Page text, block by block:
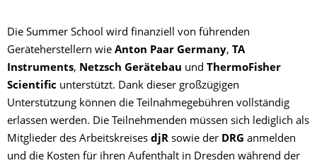
Die Summer School wird finanziell von führenden
Geräteherstellern wie Anton Paar Germany, TA
Instruments, Netzsch Gerätebau und ThermoFisher
Scientific unterstützt. Dank dieser großzügigen
Unterstützung können die Teilnahmegebühren vollständig
erlassen werden. Die Teilnehmenden müssen sich lediglich als
Mitglieder des Arbeitskreises djR sowie der DRG anmelden
und die Kosten für ihren Aufenthalt in Dresden während der